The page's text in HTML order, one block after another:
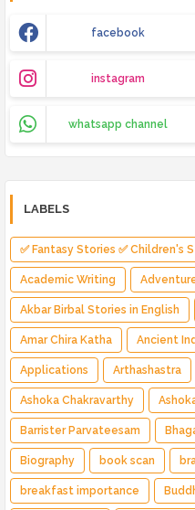
facebook
instagram
whatsapp channel
LABELS
✅ Fantasy Stories ✅ Children's
Indian Fantasy ✅ Enchanted
Academic Writing
Akbar Birbal Stories in English
Amar Chira Katha Ancient
Applications Arthashastra
Ashoka Chakravarthy
Barrister Parvateesam
Biography book scan
breakfast importance